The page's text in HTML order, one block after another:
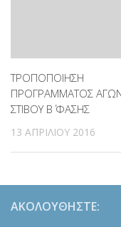
ΤΡΟΠΟΠΟΙΗΣΗ
ΠΡΟΓΡΑΜΜΑΤΟΣ
ΣΤΙΒΟΥ Β΄ ΦΑΣΗΣ
13 ΑΠΡΙΛΊΟΥ 2016
ΑΚΟΛΟΥΘΉΣΤΕ: